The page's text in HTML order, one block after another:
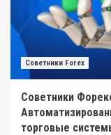
Советники Forex
Советники
торговые